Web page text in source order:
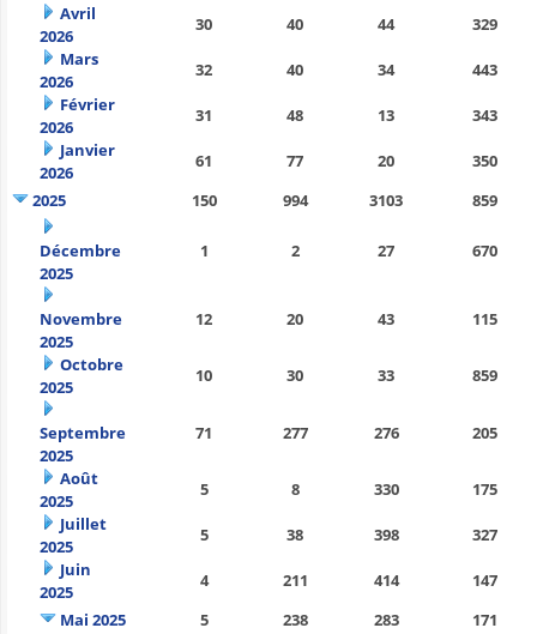
Avril
2026
30 40 44
329
Mars
2026
32 40 34
443
Février
2026
31 48 13
343
Janvier
2026
61 77 20
350
2025
150 994 3103 859
Décembre
2025
1 2 27 670
Novembre
2025
12 20 43 115
Octobre
2025
10 30 33 859
Septembre
2025
71 277 276 205
Août
2025
5 8 330
175
Juillet
2025
5 38 398
327
Juin
2025
4 211 414
147
Mai 2025
5 238 283
171